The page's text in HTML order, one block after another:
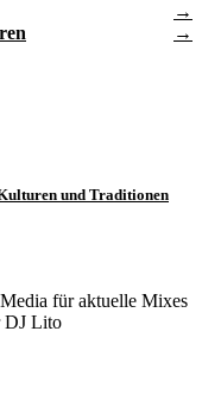
und Traditionen
für aktuelle Mixes
DJ Lito